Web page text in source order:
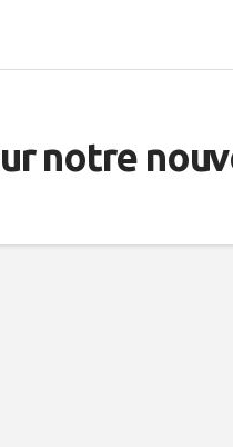
notre